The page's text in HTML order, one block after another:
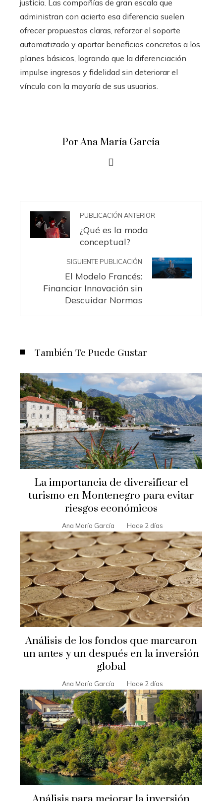
justicia. Las compañías de gran escala que
administran con acierto esa diferencia suelen
ofrecer propuestas claras, reforzar el soporte
automatizado y aportar beneficios concretos a los
planes básicos, logrando que la diferenciación
impulse ingresos y fidelidad sin deteriorar el
vínculo con la mayoría de sus usuarios.
Por Ana María García
PUBLICACIÓN ANTERIOR
¿Qué es la moda
conceptual?
SIGUIENTE PUBLICACIÓN
El Modelo Francés:
Financiar Innovación sin
Descuidar Normas
También Te Puede Gustar
La importancia de diversificar el
turismo en Montenegro para evitar
riesgos económicos
Ana María García Hace 2 días
Análisis de los fondos que marcaron
un antes y un después en la inversión
global
Ana María García Hace 2 días